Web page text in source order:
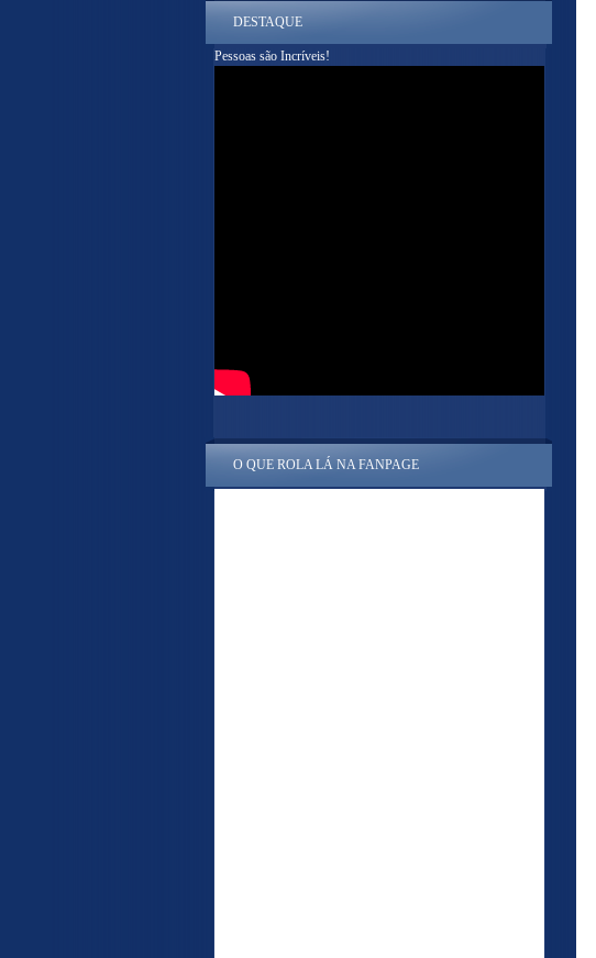
DESTAQUE
Pessoas são Incríveis!
O QUE ROLA LÁ NA FANPAGE